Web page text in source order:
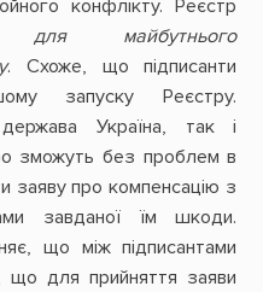
конфлікту. Реєстр
для майбутнього
. Схоже, що підписанти
запуску Реєстру.
Україна, так і
зможуть без проблем в
заяву про компенсацію з
завданої їм шкоди.
що між підписантами
що для прийняття заяви